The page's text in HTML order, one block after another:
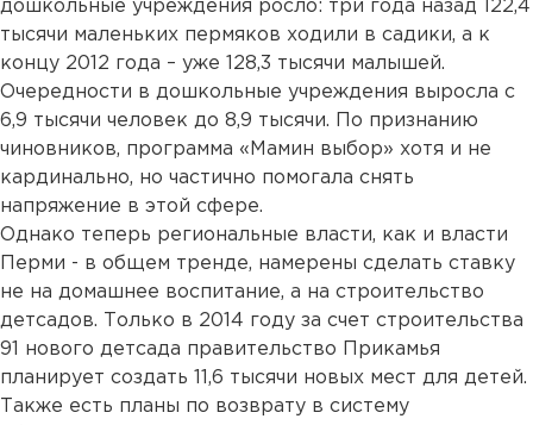
дошкольные учреждения росло: три года назад 122,4
тысячи маленьких пермяков ходили в садики, а к
концу 2012 года – уже 128,3 тысячи малышей.
Очередности в дошкольные учреждения выросла с
6,9 тысячи человек до 8,9 тысячи. По признанию
чиновников, программа «Мамин выбор» хотя и не
кардинально, но частично помогала снять
напряжение в этой сфере.
Однако теперь региональные власти, как и власти
Перми - в общем тренде, намерены сделать ставку
не на домашнее воспитание, а на строительство
детсадов. Только в 2014 году за счет строительства
91 нового детсада правительство Прикамья
планирует создать 11,6 тысячи новых мест для детей.
Также есть планы по возврату в систему